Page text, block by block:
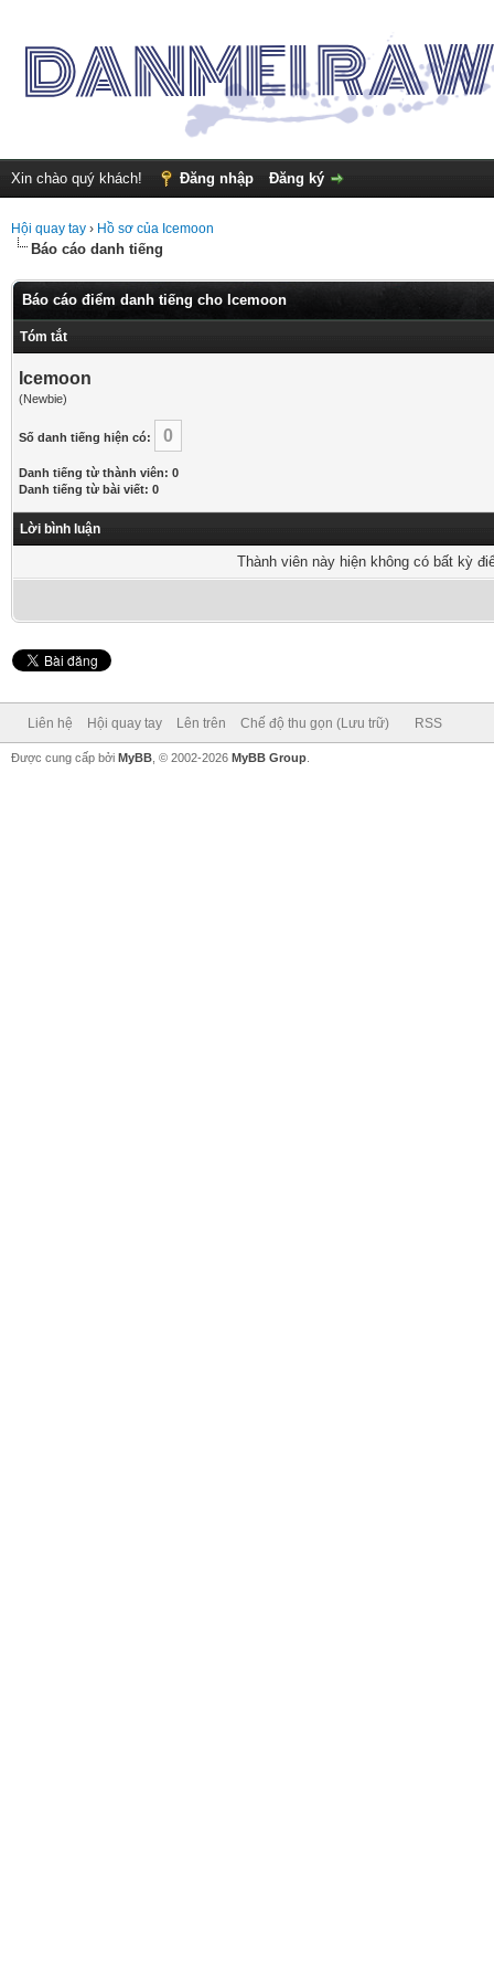
Xin chào quý khách! Đăng nhập Đăng ký
Hội quay tay › Hồ sơ của Icemoon
Báo cáo danh tiếng
Báo cáo điểm danh tiếng cho Icemoon
Tóm tắt
Icemoon
(Newbie)
Số danh tiếng hiện có: 0
Danh tiếng từ thành viên: 0
Danh tiếng từ bài viết: 0
Lời bình luận
Thành viên này hiện không có bất kỳ
Liên hệ Hội quay tay Lên trên Chế độ thu gọn (Lưu trữ) RSS
Được cung cấp bởi MyBB , © 2002-2026 MyBB Group